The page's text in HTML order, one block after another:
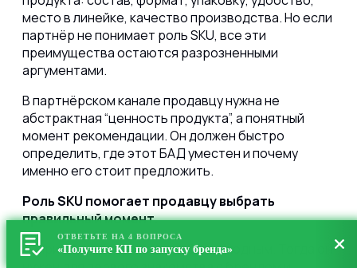
место в линейке, качество производства. Но если
партнёр не понимает роль SKU, все эти
преимущества остаются разрозненными
аргументами.
В партнёрском канале продавцу нужна не
абстрактная “ценность продукта”, а понятный
момент рекомендации. Он должен быстро
определить, где этот БАД уместен и почему
именно его стоит предложить.
Роль SKU помогает продавцу выбрать
правильный момент.
Например, продукт может быть входным. Тогда он
ОТВЕТЬТЕ НА 4 ВОПРОСА
«Получите КП по запуску бренда»